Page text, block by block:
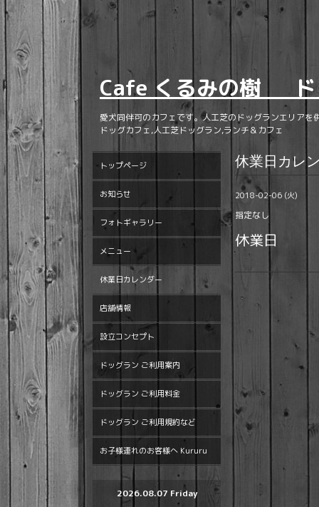
Cafe くるみの樹 ド
愛犬同伴可のカフェです。人工芝のドッグランエリア
ドッグカフェ,人工芝ドッグラン,ランチ＆カフェ
休業日カレ
2018-02-06 (火)
指定なし
休業日
トップページ
お知らせ
フォトギャラリー
メニュー
休業日カレンダー
店舗情報
設立コンセプト
ドッグラン ご利用案内
ドッグラン ご利用料金
ドッグラン ご利用規約など
お子様連れのお客様へ Kururu
2026.08.07 Friday